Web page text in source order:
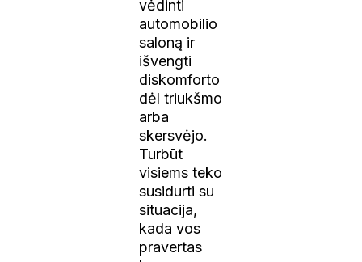
vėdinti
automobilio
saloną ir
išvengti
diskomforto
dėl triukšmo
arba
skersvėjo.
Turbūt
visiems teko
susidurti su
situacija,
kada vos
pravertas